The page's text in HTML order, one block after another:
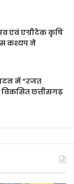
एवं एग्रीटेक कृषि
कश्यप ने
में “रजत
छत्तीसगढ़